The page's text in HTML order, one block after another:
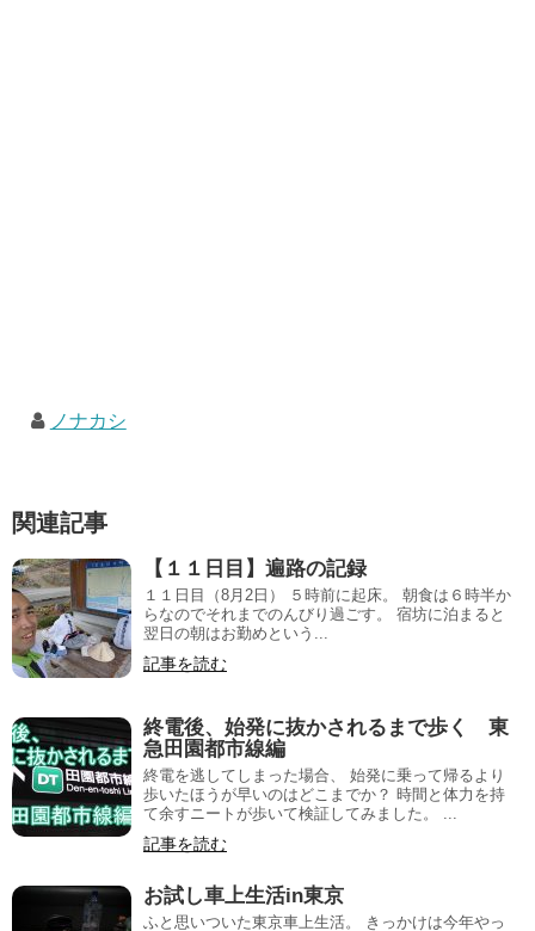
ノナカシ
関連記事
【１１日目】遍路の記録
１１日目（8月2日） ５時前に起床。 朝食は６時半か
らなのでそれまでのんびり過ごす。 宿坊に泊まると
翌日の朝はお勤めという...
記事を読む
終電後、始発に抜かされるまで歩く 東
急田園都市線編
終電を逃してしまった場合、 始発に乗って帰るより
歩いたほうが早いのはどこまでか？ 時間と体力を持
て余すニートが歩いて検証してみました。 ...
記事を読む
お試し車上生活in東京
ふと思いついた東京車上生活。 きっかけは今年やっ